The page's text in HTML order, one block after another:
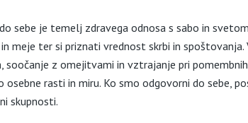
sebe je temelj zdravega odnosa s sabo in
meje ter si priznati vrednost skrbi in
soočanje z omejitvami in vztrajanje pri
osebne rasti in miru. Ko smo odgovorni do sebe,
skupnosti.